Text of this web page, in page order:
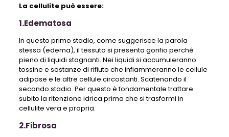
La cellulite può essere:
1.Edematosa
In questo primo stadio, come suggerisce la parola
stessa (edema), il tessuto si presenta gonfio perché
pieno di liquidi stagnanti. Nei liquidi si accumuleranno
tossine e sostanze di rifiuto che infiammeranno le cellule
adipose e le altre cellule circostanti. Scatenando il
secondo stadio. Per questo è fondamentale trattare
subito la ritenzione idrica prima che si trasformi in
cellulite vera e propria.
2.Fibrosa